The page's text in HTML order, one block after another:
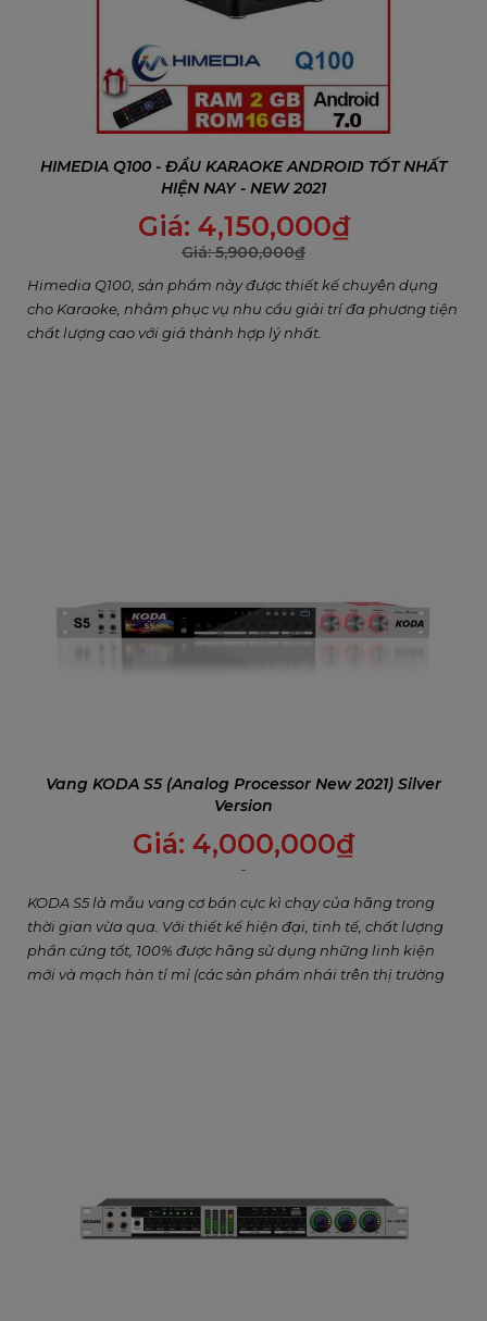
HIMEDIA Q100 - ĐẦU KARAOKE ANDROID TỐT NHẤT
HIỆN NAY - NEW 2021
Giá: 4,150,000₫
Giá:5,900,000₫
Himedia Q100, sản phẩm này được thiết kế chuyên dụng
cho Karaoke, nhằm phục vụ nhu cầu giải trí đa phương tiện
chất lượng cao với giá thành hợp lý nhất.
Vang KODA S5 (Analog Processor New 2021) Silver
Version
Giá: 4,000,000₫
KODA S5 là mẫu vang cơ bán cực kì chạy của hãng trong
thời gian vừa qua. Với thiết kế hiện đại, tinh tế, chất lượng
phần cứng tốt, 100% được hãng sử dụng những linh kiện
mới và mạch hàn tỉ mỉ (các sản phẩm nhái trên thị trường